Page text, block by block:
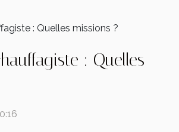
: Quelles missions ?
: Quelles